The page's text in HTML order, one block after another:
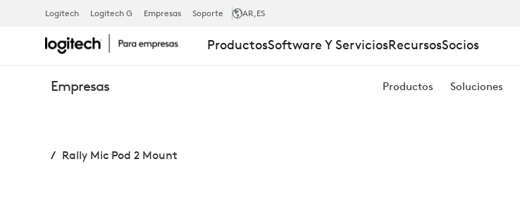
RALLY
MIC
POD
Logitech Logitech G Empresas Soporte AR,ES
ProductosSoftware Y ServiciosRecursosSocios
Empresas Productos Soluciones
Rally Mic Pod 2 Mount